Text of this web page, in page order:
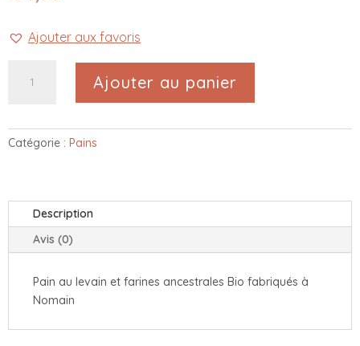
Ajouter aux favoris
familles
Bio
Ajouter au panier
Catégorie : Pains
Description
Avis (0)
Pain au levain et farines ancestrales Bio fabriqués à
Nomain